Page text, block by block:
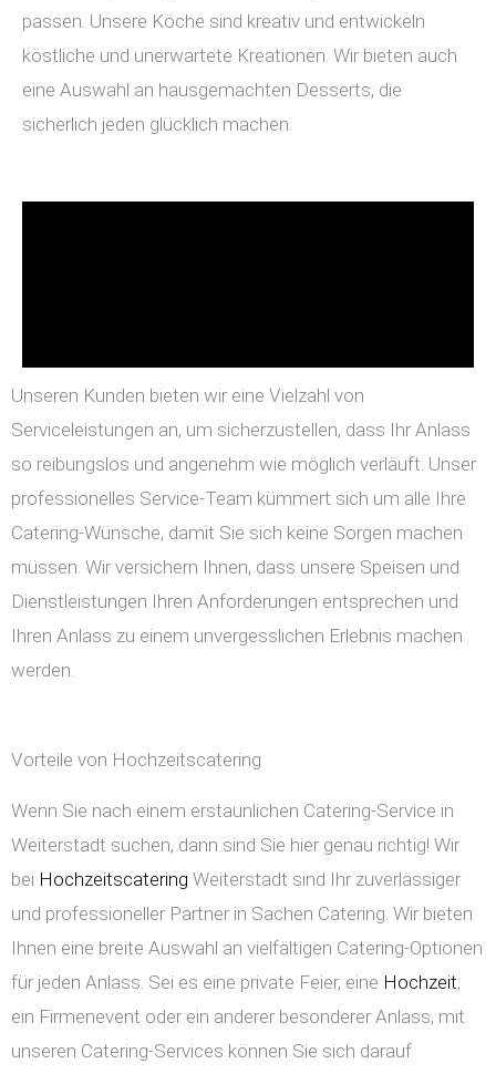
passen. Unsere Köche sind kreativ und entwickeln
köstliche und unerwartete Kreationen. Wir bieten auch
eine Auswahl an hausgemachten Desserts, die
sicherlich jeden glücklich machen.
Unseren Kunden bieten wir eine Vielzahl von
Serviceleistungen an, um sicherzustellen, dass Ihr Anlass
so reibungslos und angenehm wie möglich verläuft. Unser
professionelles Service-Team kümmert sich um alle Ihre
Catering-Wünsche, damit Sie sich keine Sorgen machen
müssen. Wir versichern Ihnen, dass unsere Speisen und
Dienstleistungen Ihren Anforderungen entsprechen und
Ihren Anlass zu einem unvergesslichen Erlebnis machen
werden.
Vorteile von Hochzeitscatering
Wenn Sie nach einem erstaunlichen Catering-Service in
Weiterstadt suchen, dann sind Sie hier genau richtig! Wir
bei Hochzeitscatering Weiterstadt sind Ihr zuverlässiger
und professioneller Partner in Sachen Catering. Wir bieten
Ihnen eine breite Auswahl an vielfältigen Catering-Optionen
für jeden Anlass. Sei es eine private Feier, eine Hochzeit,
ein Firmenevent oder ein anderer besonderer Anlass, mit
unseren Catering-Services können Sie sich darauf